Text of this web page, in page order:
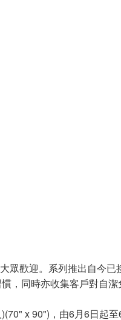
眾歡迎。系列推出自今
，同時亦收集客戶對自潔
x 90")，由6月6日起